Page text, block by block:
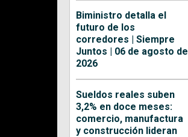
Biministro detalla el
futuro de los
corredores | Siempre
Juntos | 06 de agosto de
2026
Sueldos reales suben
3,2% en doce meses:
comercio, manufactura
y construcción lideran